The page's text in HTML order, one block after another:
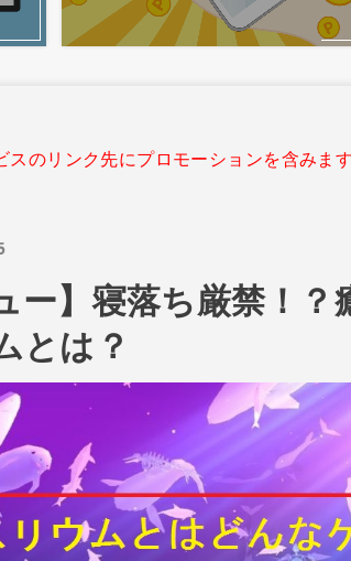
のリンク先にプロモーションを含みま
ー】寝落ち厳禁！？
とは？